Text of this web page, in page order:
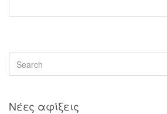
Νέες αφίξεις